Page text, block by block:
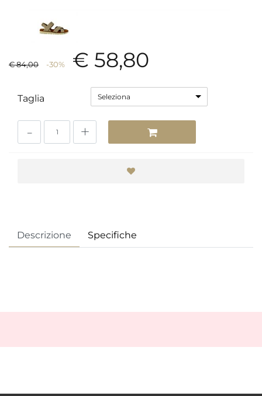
€ 84,00 -30% € 58,80
Taglia Seleziona
Descrizione Specifiche